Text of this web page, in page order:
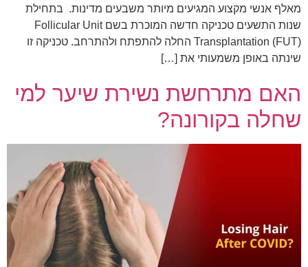
מאלף אנשי מקצוע המגיעים מיותר משבעים מדינות. בתחילת
שנות התשעים טכניקה חדשה המוכרת בשם Follicular Unit
Transplantation (FUT) החלה להתפתח ולהתרחב. טכניקה זו
שינתה באופן משמעותי את […]
האם מתרחשת נשירת שיער למי
שחלה בקורונה?